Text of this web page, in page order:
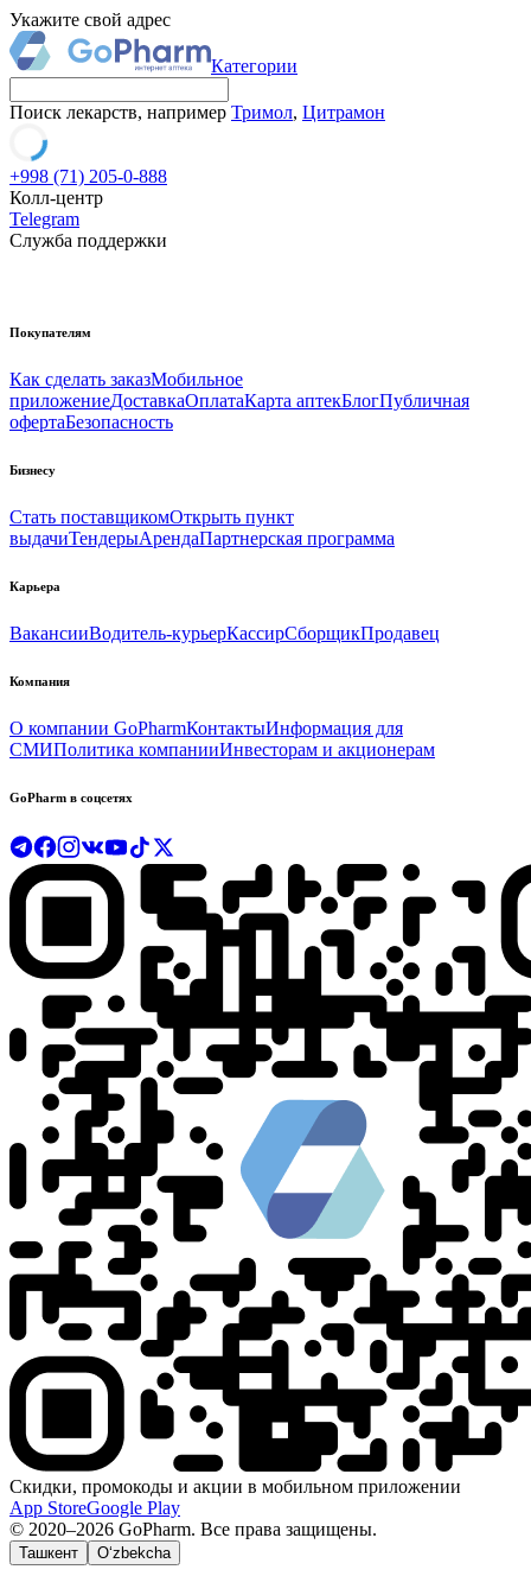
Укажите свой адрес
Категории
Поиск лекарств, например Тримол, Цитрамон
+998 (71) 205-0-888
Колл-центр
Telegram
Служба поддержки
Покупателям
Как сделать заказМобильное
приложениеДоставкаОплатаКарта аптекБлогПубличная
офертаБезопасность
Бизнесу
Стать поставщикомОткрыть пункт
выдачиТендерыАрендаПартнерская программа
Карьера
ВакансииВодитель-курьерКассирСборщикПродавец
Компания
О компании GoPharmКонтактыИнформация для
СМИПолитика компанииИнвесторам и акционерам
GoPharm в соцсетях
Скидки, промокоды и акции в мобильном приложении
App StoreGoogle Play
© 2020–2026 GoPharm. Все права защищены.
Ташкент O‘zbekcha